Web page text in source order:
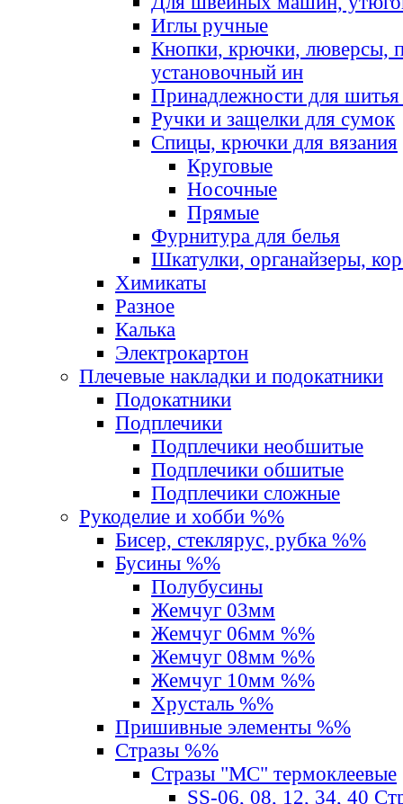
Иглы ручные
Кнопки, крючки, люверсы,
установочный ин
Принадлежности для шитья
Ручки и защелки для сумок
Спицы, крючки для вязания
Круговые
Носочные
Прямые
Фурнитура для белья
Шкатулки, органайзеры,
Химикаты
Разное
Калька
Электрокартон
Плечевые накладки и подокатники
Подокатники
Подплечики
Подплечики необшитые
Подплечики обшитые
Подплечики сложные
Рукоделие и хобби %%
Бисер, стеклярус, рубка %%
Бусины %%
Полубусины
Жемчуг 03мм
Жемчуг 06мм %%
Жемчуг 08мм %%
Жемчуг 10мм %%
Хрусталь %%
Пришивные элементы %%
Стразы %%
Стразы "MС" термоклеевые
SS-06, 08, 12, 34, 40